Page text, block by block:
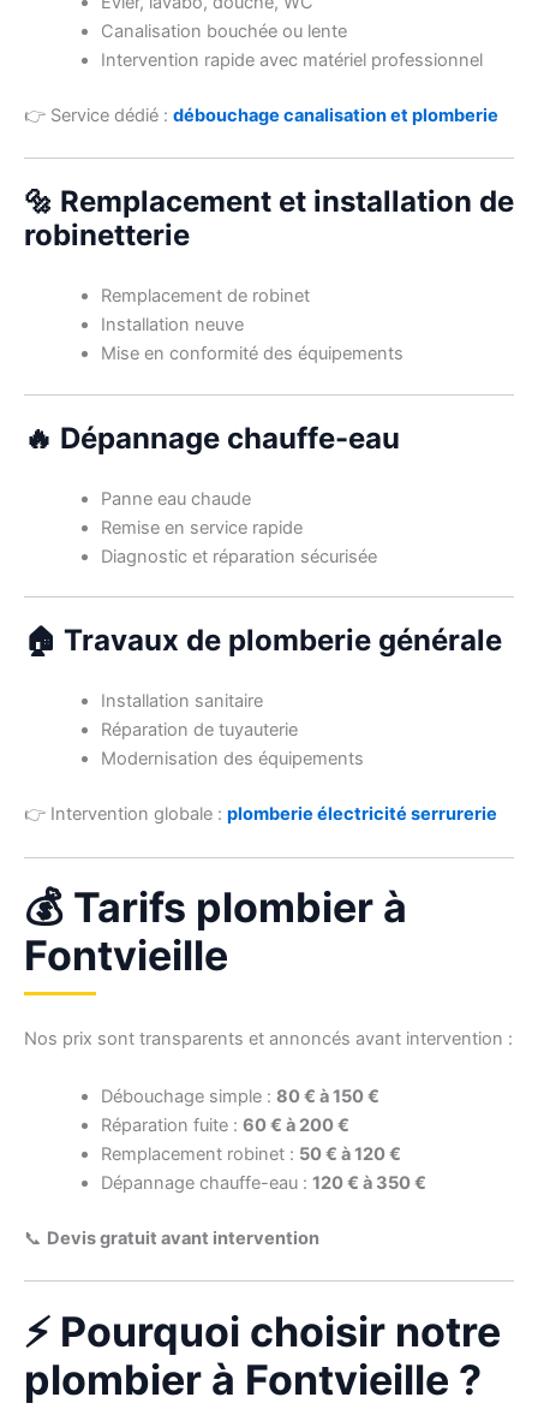
Canalisation bouchée ou lente
Intervention rapide avec matériel professionnel
👉 Service dédié : débouchage canalisation et plomberie
🔩 Remplacement et installation de
robinetterie
Remplacement de robinet
Installation neuve
Mise en conformité des équipements
🔥 Dépannage chauffe-eau
Panne eau chaude
Remise en service rapide
Diagnostic et réparation sécurisée
🏠 Travaux de plomberie générale
Installation sanitaire
Réparation de tuyauterie
Modernisation des équipements
👉 Intervention globale : plomberie électricité serrurerie
💰 Tarifs plombier à
Fontvieille
Nos prix sont transparents et annoncés avant intervention :
Débouchage simple : 80 € à 150 €
Réparation fuite : 60 € à 200 €
Remplacement robinet : 50 € à 120 €
Dépannage chauffe-eau : 120 € à 350 €
📞 Devis gratuit avant intervention
⚡ Pourquoi choisir notre
plombier à Fontvieille ?